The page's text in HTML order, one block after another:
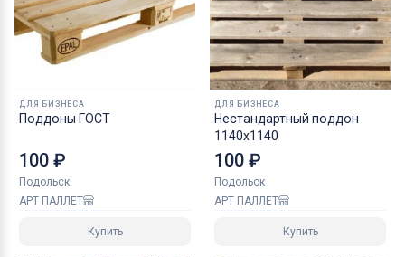
ДЛЯ БИЗНЕСА
Поддоны ГОСТ
100 ₽
Подольск
АРТ ПАЛЛЕТ
Купить
ДЛЯ БИЗНЕСА
Нестандартный поддон
1140х1140
100 ₽
Подольск
АРТ ПАЛЛЕТ
Купить